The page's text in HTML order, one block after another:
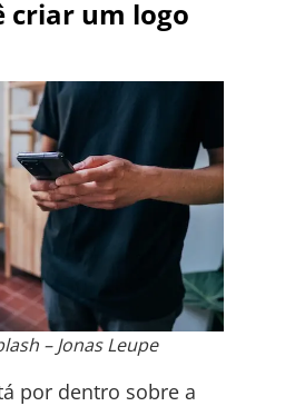
criar um logo
– Jonas Leupe
por dentro sobre a